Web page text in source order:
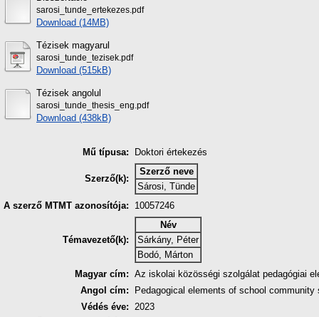
sarosi_tunde_ertekezes.pdf
Download (14MB)
Tézisek magyarul
sarosi_tunde_tezisek.pdf
Download (515kB)
Tézisek angolul
sarosi_tunde_thesis_eng.pdf
Download (438kB)
Mű típusa: Doktori értekezés
Szerző(k):
Szerző neve
Sárosi, Tünde
A szerző MTMT azonosítója:
10057246
Témavezető(k):
Név
Sárkány, Péter
Bodó, Márton
Magyar cím: Az iskolai közösségi szolgálat pedagógiai
Angol cím:
Pedagogical elements of school
Védés éve: 2023